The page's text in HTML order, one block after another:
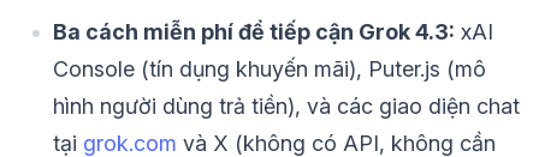
Ba cách miễn phí để tiếp cận Grok 4.3: xAI
Console (tín dụng khuyến mãi), Puter.js (mô
hình người dùng trả tiền), và các giao diện chat
tại grok.com và X (không có API, không cần